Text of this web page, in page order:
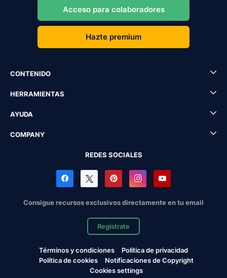
Acceso para colaboradores
Hazte premium
CONTENIDO
HERRAMIENTAS
AYUDA
COMPANY
REDES SOCIALES
Consigue recursos exclusivos directamente en tu email
Regístrate
Términos y condiciones
Política de privacidad
Política de cookies
Notificaciones de Copyright
Cookies settings